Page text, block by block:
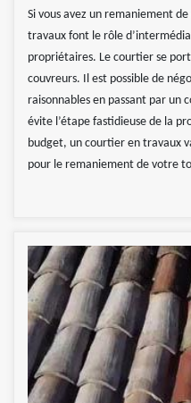
Si vous avez un remaniement
travaux font le rôle
propriétaires. Le courtier se
couvreurs. Il est possible de
raisonnables en passant par un
évite l’étape fastidieuse de la
budget, un courtier en travaux
pour le remaniement de votre